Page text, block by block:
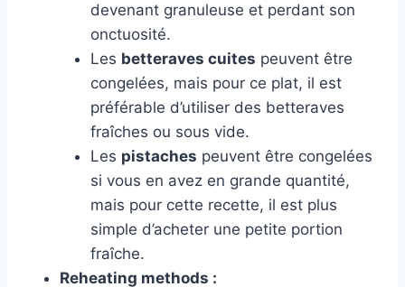
devenant granuleuse et perdant son
onctuosité.
Les betteraves cuites peuvent être
congelées, mais pour ce plat, il est
préférable d’utiliser des betteraves
fraîches ou sous vide.
Les pistaches peuvent être congelées
si vous en avez en grande quantité,
mais pour cette recette, il est plus
simple d’acheter une petite portion
fraîche.
Reheating methods :